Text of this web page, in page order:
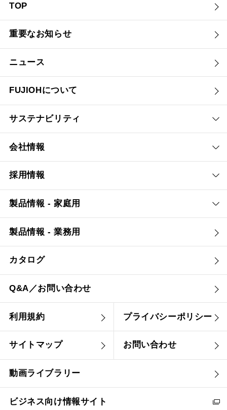
TOP
重要なお知らせ
ニュース
FUJIOHについて
サステナビリティ
会社情報
採用情報
製品情報 - 家庭用
製品情報 - 業務用
カタログ
Q&A／お問い合わせ
利用規約 プライバシーポリシー
サイトマップ お問い合わせ
動画ライブラリー
ビジネス向け情報サイト